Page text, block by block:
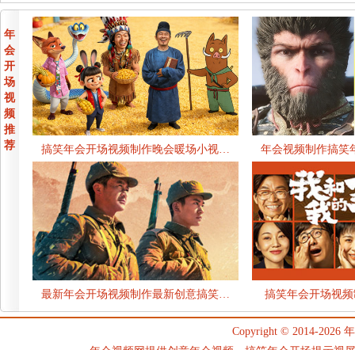
年
会
开
场
视
频
推
荐
搞笑年会开场视频制作晚会暖场小视… 年会视频制作搞
最新年会开场视频制作最新创意搞笑… 搞笑年会开场视
Copyright © 2014-2026